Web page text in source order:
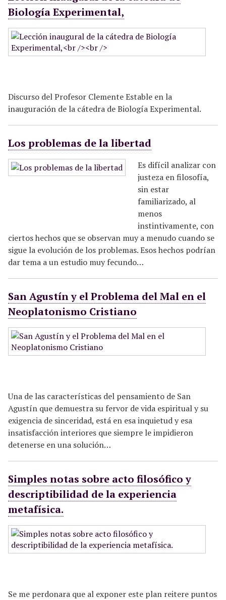
Biología Experimental,
Discurso del Profesor Clemente Estable en la
inauguración de la cátedra de Biología Experimental.
Los problemas de la libertad
Es difícil analizar con
justeza en filosofía,
sin estar
familiarizado, al
menos
instintivamente, con
ciertos hechos que se observan muy a menudo cuando se
sigue la evolución de los problemas. Esos hechos podrían
dar tema a un estudio muy fecundo…
San Agustín y el Problema del Mal en el
Neoplatonismo Cristiano
Una de las características del pensamiento de San
Agustín que demuestra su fervor de vida espiritual y su
exigencia de sinceridad, está en esa inquietud y esa
insatisfacción interiores que siempre le impidieron
detenerse en una solución…
Simples notas sobre acto filosófico y
descriptibilidad de la experiencia
metafísica.
Se me perdonara que al exponer este plan reitere puntos